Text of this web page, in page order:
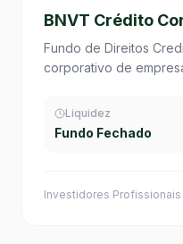
BNVT Crédito
Fundo de Direitos
corporativo de
Liquidez
Fundo Fechado
Investidores Profissionais